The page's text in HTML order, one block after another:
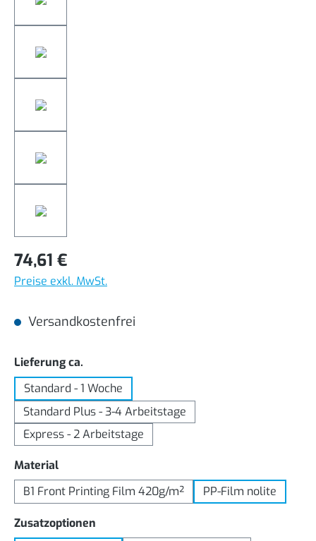
74,61 €
Preise exkl. MwSt.
Versandkostenfrei
Lieferung ca.
Standard - 1 Woche
Standard Plus - 3-4 Arbeitstage
Express - 2 Arbeitstage
Materialauswählen
B1 Front Printing Film 420g/m²
PP-Film nolite
Zusatzoptionen